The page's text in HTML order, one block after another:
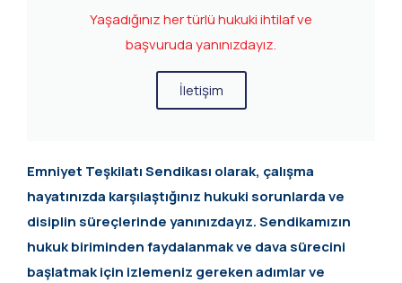
Yaşadığınız her türlü hukuki ihtilaf ve
başvuruda yanınızdayız.
İletişim
Emniyet Teşkilatı Sendikası olarak, çalışma
hayatınızda karşılaştığınız hukuki sorunlarda ve
disiplin süreçlerinde yanınızdayız. Sendikamızın
hukuk biriminden faydalanmak ve dava sürecini
başlatmak için izlemeniz gereken adımlar ve